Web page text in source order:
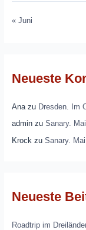
« Juni
Neueste
Anazu Dresden. Im
adminzu Sanary.
Krockzu Sanary.
Neueste
Roadtrip im